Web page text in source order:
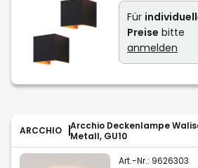
Für
Preise bitte
anmelden
ARCCHIO
Arcchio Deckenlampe
Metall, GU10
Art.-Nr.: 9626303